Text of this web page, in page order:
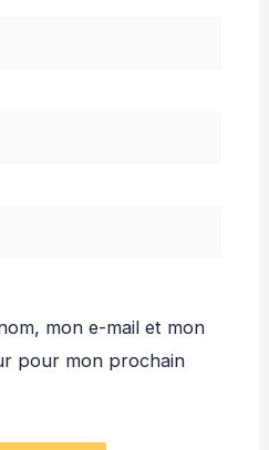
mon e-mail et mon
pour mon prochain